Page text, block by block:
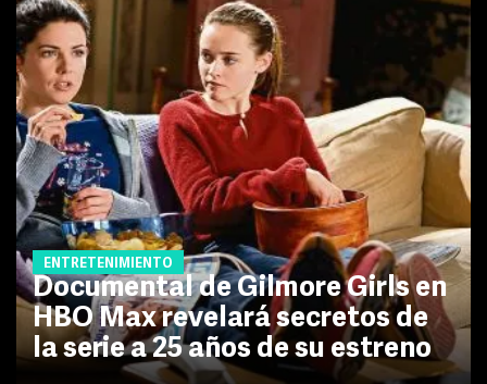
ENTRETENIMIENTO
Documental de Gilmore Girls en
HBO Max revelará secretos de
la serie a 25 años de su estreno